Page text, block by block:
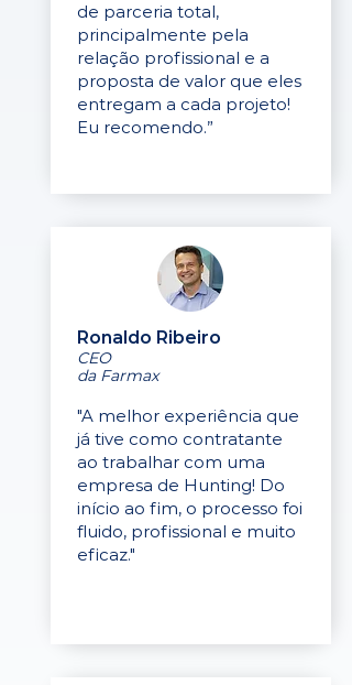
de parceria total,
principalmente pela
relação profissional e a
proposta de valor que eles
entregam a cada projeto!
Eu recomendo.”
Ronaldo Ribeiro
CEO
da Farmax
"A melhor experiência que
já tive como contratante
ao trabalhar com uma
empresa de Hunting! Do
início ao fim, o processo foi
fluido, profissional e muito
eficaz."